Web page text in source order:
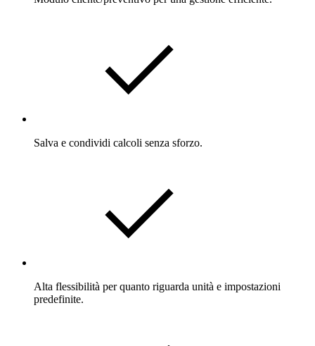
Salva e condividi calcoli senza sforzo.
Alta flessibilità per quanto riguarda unità e impostazioni
predefinite.